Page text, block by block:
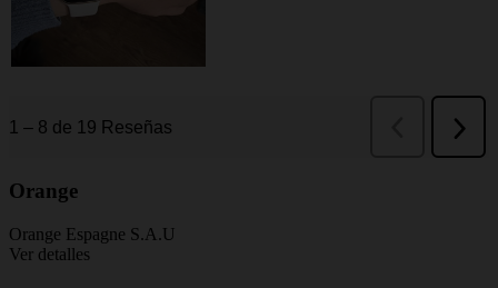
Orange
Orange Espagne S.A.U
Ver detalles